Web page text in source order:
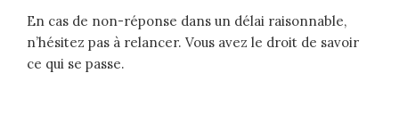
En cas de non-réponse dans un délai raisonnable,
n’hésitez pas à relancer. Vous avez le droit de savoir
ce qui se passe.